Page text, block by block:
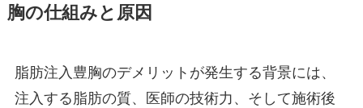
胸の仕組みと原因
脂肪注入豊胸のデメリットが発生する背景には、
注入する脂肪の質、医師の技術力、そして施術後